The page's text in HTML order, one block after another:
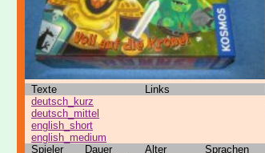
Texte
Links
deutsch_kurz
deutsch_mittel
english_short
english_medium
Spieler Dauer Alter Sprachen